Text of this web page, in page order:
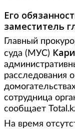
Его
заместитель
Главный
суда (МУС)
расследования
сотрудница
сообщает
На время